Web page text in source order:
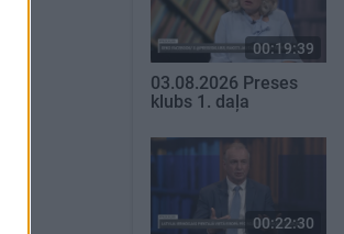
00:19:39
03.08.2026 Preses
klubs 1. daļa
00:22:30